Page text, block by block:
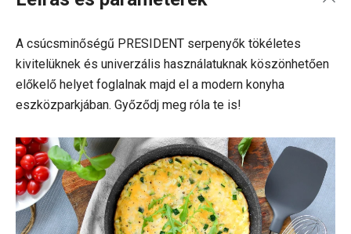
A csúcsminőségű PRESIDENT serpenyők tökéletes
kivitelüknek és univerzális használatuknak köszönhetően
előkelő helyet foglalnak majd el a modern konyha
eszközparkjában. Győződj meg róla te is!